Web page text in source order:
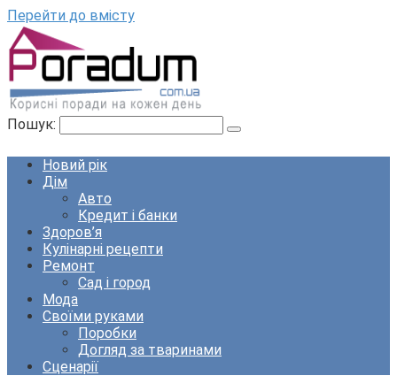
Перейти до вмісту
Пошук:
Новий рік
Дім
Авто
Кредит і банки
Здоров’я
Кулінарні рецепти
Ремонт
Сад і город
Мода
Своїми руками
Поробки
Догляд за тваринами
Сценарії